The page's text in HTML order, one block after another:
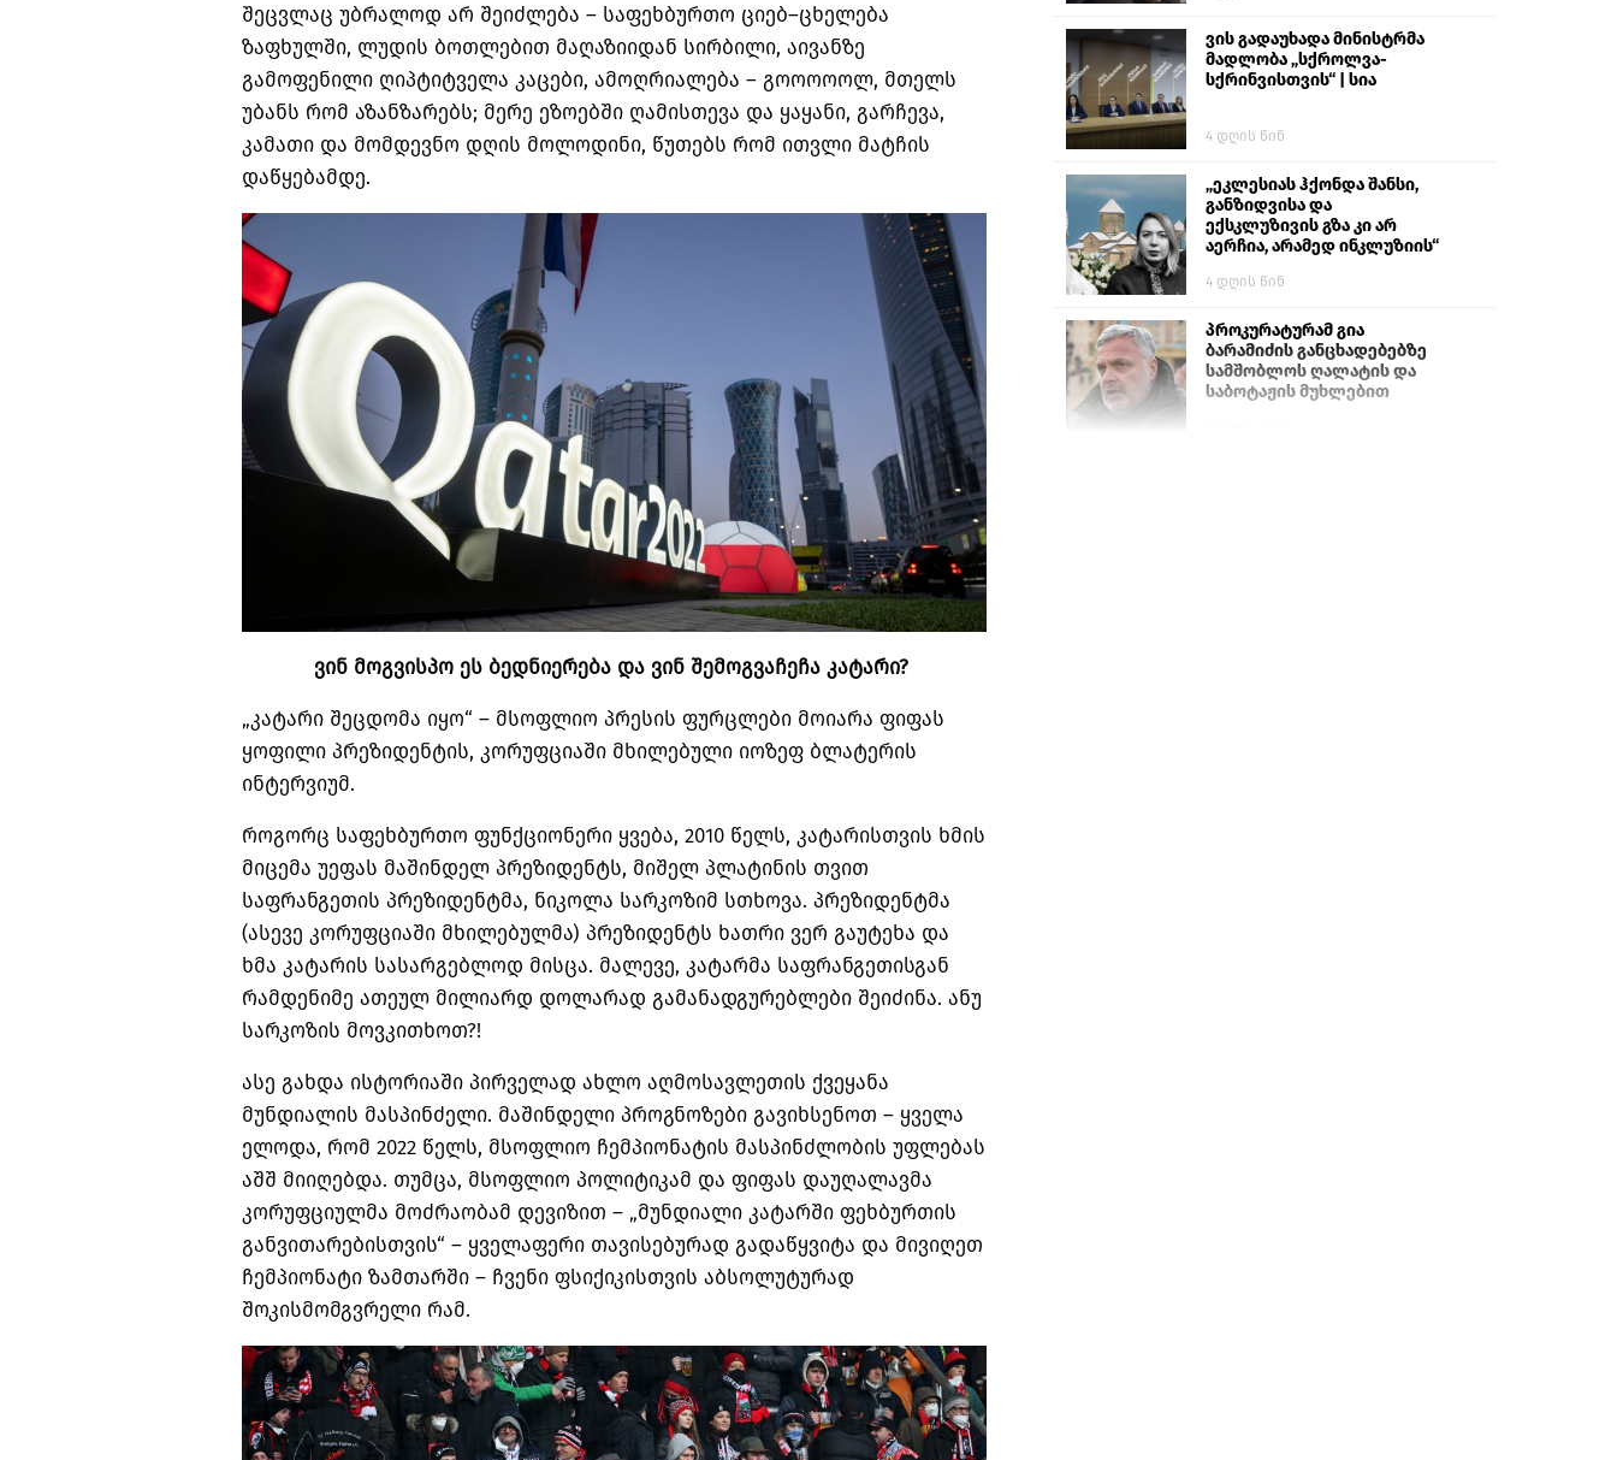
შეცვლაც უბრალოდ არ შეიძლება – საფეხბურთო ციებ–ცხელება
ზაფხულში, ლუდის ბოთლებით მაღაზიიდან სირბილი, აივანზე
გამოფენილი ღიპტიტველა კაცები, ამოღრიალება – გოოოოოლ, მთელს
უბანს რომ აზანზარებს; მერე ეზოებში ღამისთევა და ყაყანი, გარჩევა,
კამათი და მომდევნო დღის მოლოდინი, წუთებს რომ ითვლი მატჩის
დაწყებამდე.
ვინ მოგვისპო ეს ბედნიერება და ვინ შემოგვაჩეჩა კატარი?
„კატარი შეცდომა იყო“ – მსოფლიო პრესის ფურცლები მოიარა ფიფას
ყოფილი პრეზიდენტის, კორუფციაში მხილებული იოზეფ ბლატერის
ინტერვიუმ.
როგორც საფეხბურთო ფუნქციონერი ყვება, 2010 წელს, კატარისთვის ხმის
მიცემა უეფას მაშინდელ პრეზიდენტს, მიშელ პლატინის თვით
საფრანგეთის პრეზიდენტმა, ნიკოლა სარკოზიმ სთხოვა. პრეზიდენტმა
(ასევე კორუფციაში მხილებულმა) პრეზიდენტს ხათრი ვერ გაუტეხა და
ხმა კატარის სასარგებლოდ მისცა. მალევე, კატარმა საფრანგეთისგან
რამდენიმე ათეულ მილიარდ დოლარად გამანადგურებლები შეიძინა. ანუ
სარკოზის მოვკითხოთ?!
ასე გახდა ისტორიაში პირველად ახლო აღმოსავლეთის ქვეყანა
მუნდიალის მასპინძელი. მაშინდელი პროგნოზები გავიხსენოთ – ყველა
ელოდა, რომ 2022 წელს, მსოფლიო ჩემპიონატის მასპინძლობის უფლებას
აშშ მიიღებდა. თუმცა, მსოფლიო პოლიტიკამ და ფიფას დაუღალავმა
კორუფციულმა მოძრაობამ დევიზით – „მუნდიალი კატარში ფეხბურთის
განვითარებისთვის“ – ყველაფერი თავისებურად გადაწყვიტა და მივიღეთ
ჩემპიონატი ზამთარში – ჩვენი ფსიქიკისთვის აბსოლუტურად
შოკისმომგვრელი რამ.
ვის გადაუხადა მინისტრმა
მადლობა „სქროლვა-
სქრინვისთვის“ | სია
4 დღის წინ
„ეკლესიას ჰქონდა შანსი,
განზიდვისა და
ექსკლუზივის გზა კი არ
აერჩია, არამედ ინკლუზიის“
4 დღის წინ
პროკურატურამ გია
ბარამიძის განცხადებებზე
სამშობლოს ღალატის და
საბოტაჟის მუხლებით